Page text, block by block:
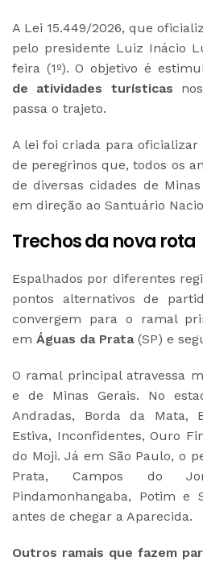
A Lei 15.449/2026, que
pelo presidente Luiz Inácio
feira (1º). O objetivo é
de atividades turísticas
passa o trajeto.
A lei foi criada para
de peregrinos que, todos os
de diversas cidades de
em direção ao Santuário
Trechos da nova rota
Espalhados por diferentes
pontos alternativos de
convergem para o ramal
em Águas da Prata(SP) e
O ramal principal atravessa
e de Minas Gerais. No
Andradas, Borda da Mata,
Estiva, Inconfidentes, Ouro
do Moji. Já em São Paulo, o
Prata, Campos do
Pindamonhangaba, Potim e
antes de chegar a Aparecida.
Outros ramais que fazem